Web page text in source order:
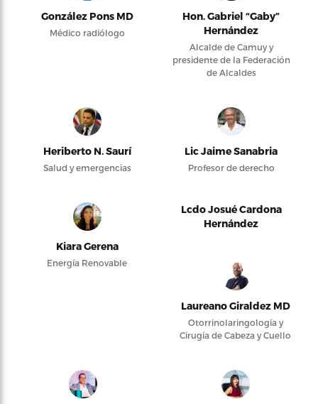
González Pons MD
Médico radiólogo
Hon. Gabriel “Gaby”
Hernández
Alcalde de Camuy y
presidente de la Federación
de Alcaldes
Heriberto N. Saurí
Salud y emergencias
Lic Jaime Sanabria
Profesor de derecho
Kiara Gerena
Energía Renovable
Lcdo Josué Cardona
Hernández
Laureano Giraldez MD
Otorrinolaringología y
Cirugía de Cabeza y Cuello